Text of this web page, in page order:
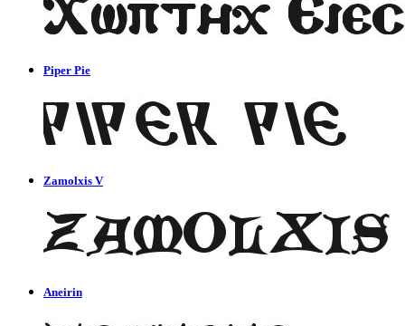
Piper Pie
Zamolxis V
Aneirin